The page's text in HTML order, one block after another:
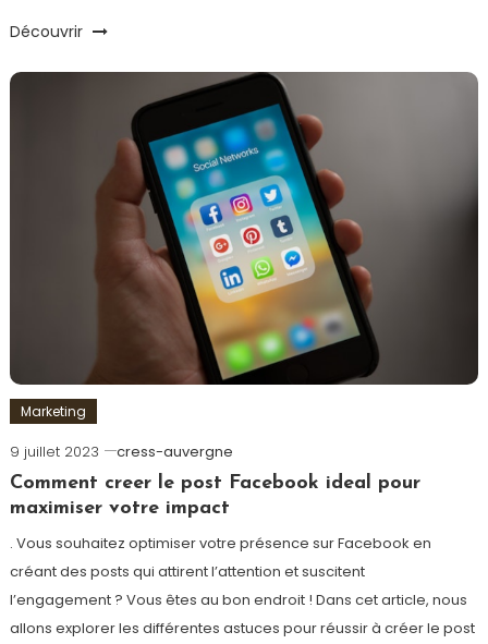
Découvrir
Marketing
9 juillet 2023
cress-auvergne
Comment creer le post Facebook ideal pour
maximiser votre impact
. Vous souhaitez optimiser votre présence sur Facebook en
créant des posts qui attirent l’attention et suscitent
l’engagement ? Vous êtes au bon endroit ! Dans cet article, nous
allons explorer les différentes astuces pour réussir à créer le post